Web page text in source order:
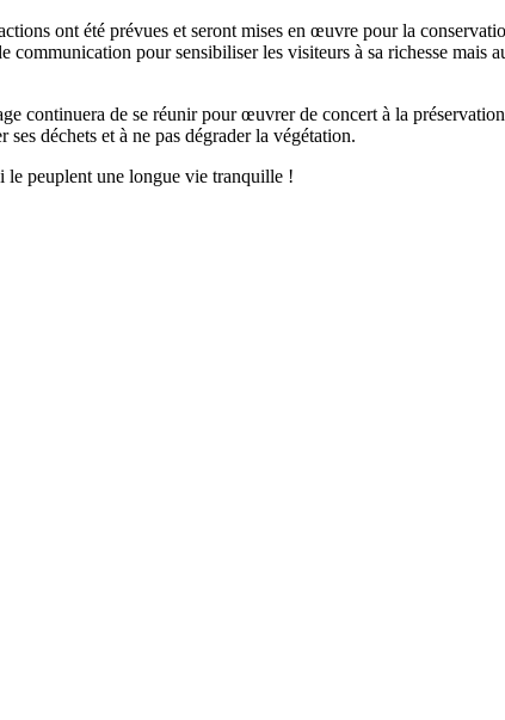
ont été prévues et seront mises en œuvre pour la
pour sensibiliser les visiteurs à sa richesse mais
continuera de se réunir pour œuvrer de concert à la
déchets et à ne pas dégrader la végétation.
le peuplent une longue vie tranquille !